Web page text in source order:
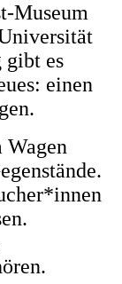
Museum
gibt es
einen
Wagen